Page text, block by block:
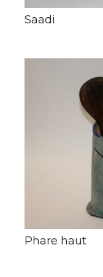
Saadi
Phare haut